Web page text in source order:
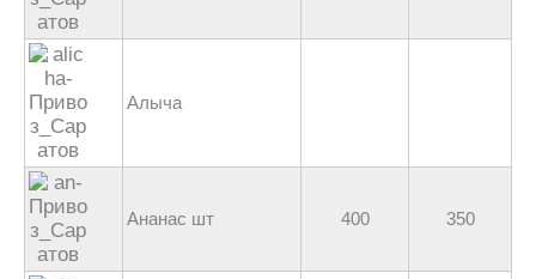
Алыча
Ананас шт 400 350